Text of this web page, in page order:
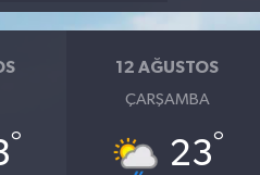
°
12 AĞUSTOS
ÇARŞAMBA
23°